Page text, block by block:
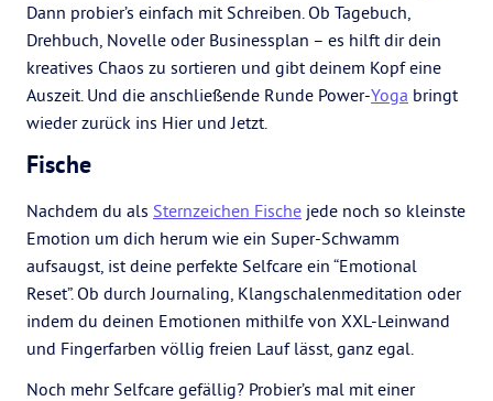
Dann probier’s einfach mit Schreiben. Ob Tagebuch,
Drehbuch, Novelle oder Businessplan – es hilft dir dein
kreatives Chaos zu sortieren und gibt deinem Kopf eine
Auszeit. Und die anschließende Runde Power-Yoga bringt
wieder zurück ins Hier und Jetzt.
Fische
Nachdem du als Sternzeichen Fische jede noch so kleinste
Emotion um dich herum wie ein Super-Schwamm
aufsaugst, ist deine perfekte Selfcare ein “Emotional
Reset”. Ob durch Journaling, Klangschalenmeditation oder
indem du deinen Emotionen mithilfe von XXL-Leinwand
und Fingerfarben völlig freien Lauf lässt, ganz egal.
Noch mehr Selfcare gefällig? Probier’s mal mit einer